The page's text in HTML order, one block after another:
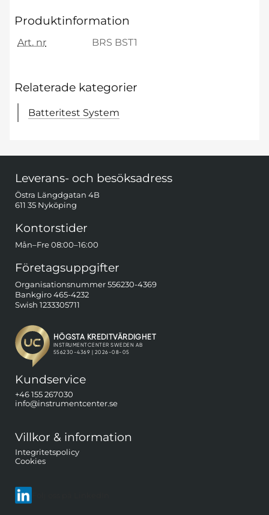
Produktinformation
Art. nr BRS BST1
Relaterade kategorier
Batteritest System
Leverans- och besöksadress
Östra Längdgatan 4B
611 35 Nyköping
Kontorstider
Mån–Fre 08:00–16:00
Företagsuppgifter
Organisationsnummer 556230-4369
Bankgiro 465-4232
Swish 1233305711
Kundservice
+46 155 267030
info@instrumentcenter.se
Villkor & information
Integritetspolicy
Cookies